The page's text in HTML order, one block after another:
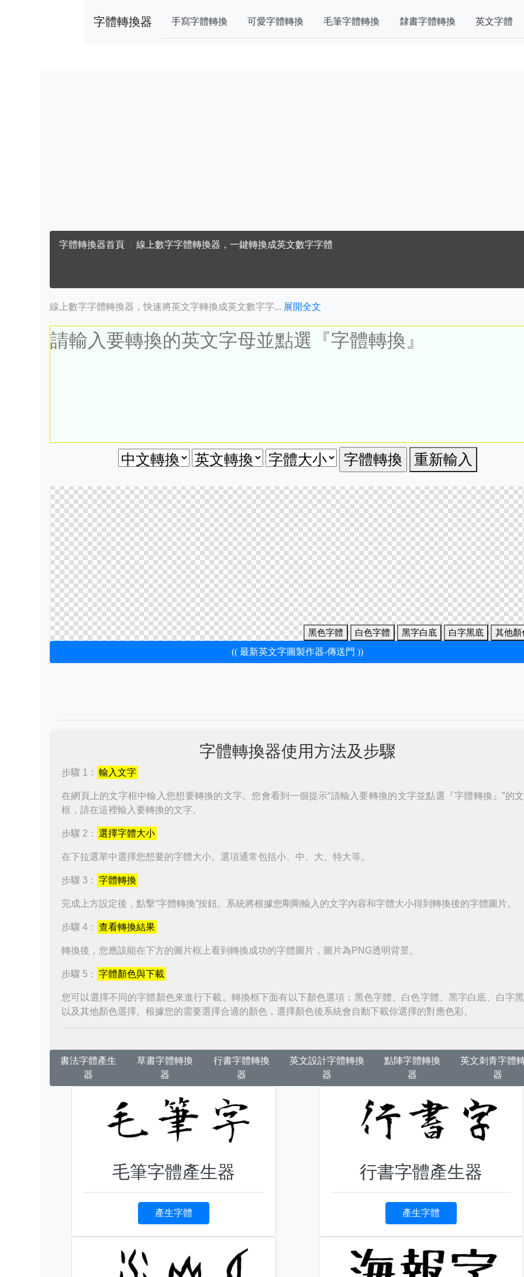
字體轉換器 手寫字體轉換 可愛字體轉換 毛筆字體轉換 隸書字體轉換 英文字體
字體轉換器首頁 線上數字字體轉換器，一鍵轉換成英文數字字體
線上數字字體轉換器，快速將英文字轉換成英文數字字... 展開全文
重新輸入
黑色字體 白色字體 黑字白底 白字黑底 其他
(( 最新英文字圖製作器-傳送門 ))
字體轉換器使用方法及步驟
步驟 1： 輸入文字
在網頁上的文字框中輸入您想要轉換的文字。您會看到一個提示“請輸入要轉換的文字並點選『字體轉換』”的
框，請在這裡輸入要轉換的文字。
步驟 2： 選擇字體大小
在下拉選單中選擇您想要的字體大小。選項通常包括小、中、大、特大等。
步驟 3： 字體轉換
完成上方設定後，點擊“字體轉換”按鈕。系統將根據您剛剛輸入的文字內容和字體大小得到轉換後的字體圖片。
步驟 4： 查看轉換結果
轉換後，您應該能在下方的圖片框上看到轉換成功的字體圖片，圖片為PNG透明背景。
步驟 5： 字體顏色與下載
您可以選擇不同的字體顏色來進行下載。轉換框下面有以下顏色選項：黑色字體、白色字體、黑字白底、白字
以及其他顏色選擇。根據您的需要選擇合適的顏色，選擇顏色後系統會自動下載你選擇的對應色彩。
書法字體產生
器
草書字體轉換
器
行書字體轉換
器
英文設計字體轉換
器
點陣字體轉換
器
英文刺青字體
器
毛筆字體產生器
產生字體
行書字體產生器
產生字體